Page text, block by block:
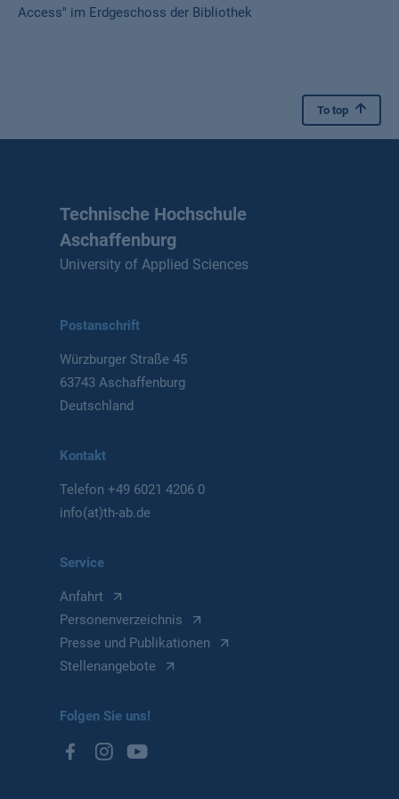
Access" im Erdgeschoss der Bibliothek
To top
Technische Hochschule
Aschaffenburg
University of Applied Sciences
Postanschrift
Würzburger Straße 45
63743 Aschaffenburg
Deutschland
Kontakt
Telefon+49 6021 4206 0
info(at)th-ab.de
Service
Anfahrt
Personenverzeichnis
Presse und Publikationen
Stellenangebote
Folgen Sie uns!